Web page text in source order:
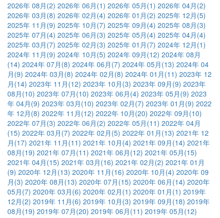
2026年 08月 (2) 2026年 06月 (1) 2026年 05月 (1) 2026年 04月 (2)
2026年 03月 (8) 2026年 02月 (4) 2026年 01月 (2) 2025年 12月 (5)
2025年 11月 (9) 2025年 10月 (7) 2025年 09月 (4) 2025年 08月 (3)
2025年 07月 (4) 2025年 06月 (3) 2025年 05月 (4) 2025年 04月 (4)
2025年 03月 (7) 2025年 02月 (3) 2025年 01月 (7) 2024年 12月 (1)
2024年 11月 (9) 2024年 10月 (5) 2024年 09月 (12) 2024年 08月
(14) 2024年 07月 (8) 2024年 06月 (7) 2024年 05月 (13) 2024年 04
月 (9) 2024年 03月 (8) 2024年 02月 (8) 2024年 01月 (11) 2023年 12
月 (14) 2023年 11月 (12) 2023年 10月 (3) 2023年 09月 (9) 2023年
08月 (10) 2023年 07月 (10) 2023年 06月 (4) 2023年 05月 (9) 2023
年 04月 (9) 2023年 03月 (10) 2023年 02月 (7) 2023年 01月 (9) 2022
年 12月 (8) 2022年 11月 (12) 2022年 10月 (20) 2022年 09月 (10)
2022年 07月 (3) 2022年 06月 (2) 2022年 05月 (11) 2022年 04月
(15) 2022年 03月 (7) 2022年 02月 (5) 2022年 01月 (13) 2021年 12
月 (17) 2021年 11月 (11) 2021年 10月 (4) 2021年 09月 (14) 2021年
08月 (19) 2021年 07月 (11) 2021年 06月 (12) 2021年 05月 (15)
2021年 04月 (15) 2021年 03月 (16) 2021年 02月 (2) 2021年 01月
(9) 2020年 12月 (13) 2020年 11月 (16) 2020年 10月 (4) 2020年 09
月 (3) 2020年 08月 (13) 2020年 07月 (15) 2020年 06月 (14) 2020年
05月 (7) 2020年 03月 (6) 2020年 02月 (1) 2020年 01月 (1) 2019年
12月 (2) 2019年 11月 (6) 2019年 10月 (3) 2019年 09月 (18) 2019年
08月 (19) 2019年 07月 (20) 2019年 06月 (11) 2019年 05月 (12)